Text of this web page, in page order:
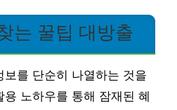
는 꿀팁 대방출
를 단순히 나열하는 것을
노하우를 통해 잠재된 혜